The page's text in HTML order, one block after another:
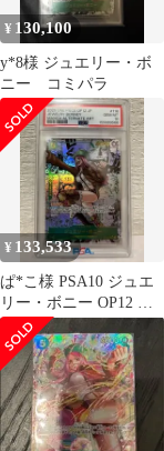
¥ 130,100
y*8様 ジュエリー・ボ
ニー コミパラ
¥ 133,533
ぱ*こ様 PSA10 ジュエ
リー・ボニー OP12 マ
ンガパラレル